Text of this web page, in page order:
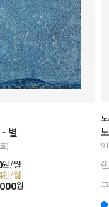
별
)
원/월
원/월
원